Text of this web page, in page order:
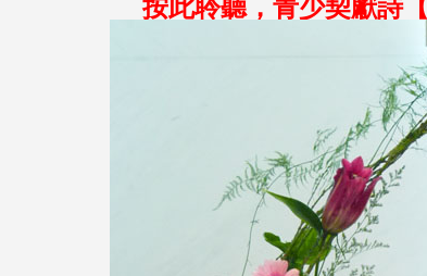
按此聆聽，青少契獻詩【